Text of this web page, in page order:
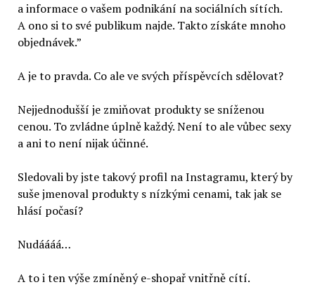
a informace o vašem podnikání na sociálních sítích.
A ono si to své publikum najde. Takto získáte mnoho
objednávek.”
A je to pravda. Co ale ve svých příspěvcích sdělovat?
Nejjednodušší je zmiňovat produkty se sníženou
cenou. To zvládne úplně každý. Není to ale vůbec sexy
a ani to není nijak účinné.
Sledovali by jste takový profil na Instagramu, který by
suše jmenoval produkty s nízkými cenami, tak jak se
hlásí počasí?
Nudáááá…
A to i ten výše zmíněný e-shopař vnitřně cítí.